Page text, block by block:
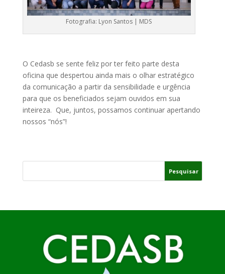
Fotografia: Lyon Santos | MDS
O Cedasb se sente feliz por ter feito parte desta
oficina que despertou ainda mais o olhar estratégico
da comunicação a partir da sensibilidade e urgência
para que os beneficiados sejam ouvidos em sua
inteireza. Que, juntos, possamos continuar apertando
nossos “nós”!